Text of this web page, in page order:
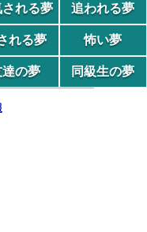
れる夢 追われる夢
れる夢 怖い夢
達の夢 同級生の夢